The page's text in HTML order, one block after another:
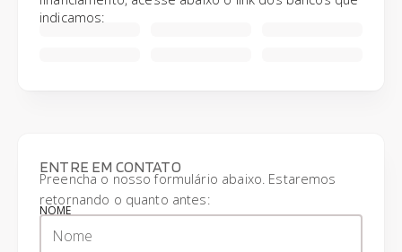
indicamos:
ENTRE EM CONTATO
Preencha o nosso formulário abaixo. Estaremos
retornando o quanto antes:
NOME